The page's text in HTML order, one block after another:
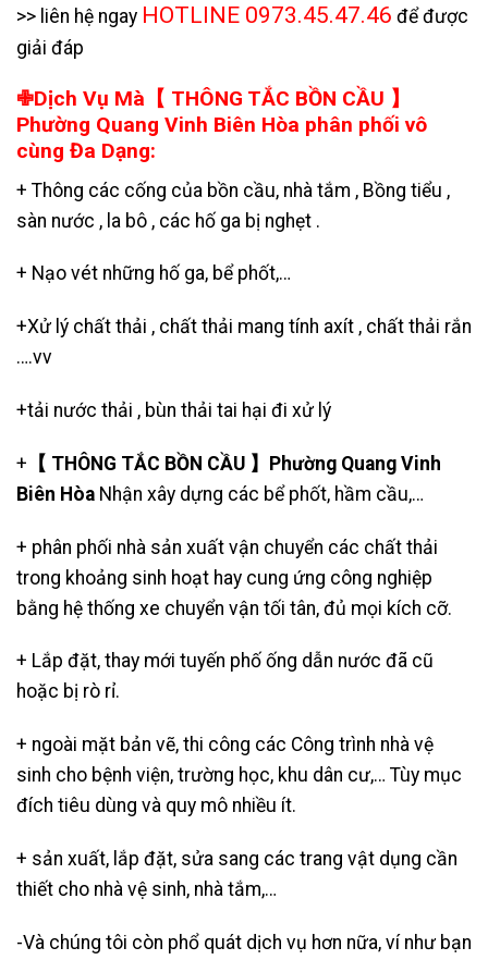
>> liên hệ ngay HOTLINE 0973.45.47.46 để được
giải đáp
✙Dịch Vụ Mà【 THÔNG TẮC BỒN CẦU 】
Phường Quang Vinh Biên Hòa phân phối vô
cùng Đa Dạng:
+ Thông các cống của bồn cầu, nhà tắm , Bồng tiểu ,
sàn nước , la bô , các hố ga bị nghẹt .
+ Nạo vét những hố ga, bể phốt,…
+Xử lý chất thải , chất thải mang tính axít , chất thải rắn
….vv
+tải nước thải , bùn thải tai hại đi xử lý
+ 【 THÔNG TẮC BỒN CẦU 】Phường Quang Vinh
Biên Hòa Nhận xây dựng các bể phốt, hầm cầu,…
+ phân phối nhà sản xuất vận chuyển các chất thải
trong khoảng sinh hoạt hay cung ứng công nghiệp
bằng hệ thống xe chuyển vận tối tân, đủ mọi kích cỡ.
+ Lắp đặt, thay mới tuyến phố ống dẫn nước đã cũ
hoặc bị rò rỉ.
+ ngoài mặt bản vẽ, thi công các Công trình nhà vệ
sinh cho bệnh viện, trường học, khu dân cư,… Tùy mục
đích tiêu dùng và quy mô nhiều ít.
+ sản xuất, lắp đặt, sửa sang các trang vật dụng cần
thiết cho nhà vệ sinh, nhà tắm,…
-Và chúng tôi còn phổ quát dịch vụ hơn nữa, ví như bạn